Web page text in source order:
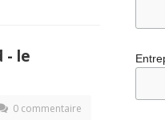
- le
0 commentaire